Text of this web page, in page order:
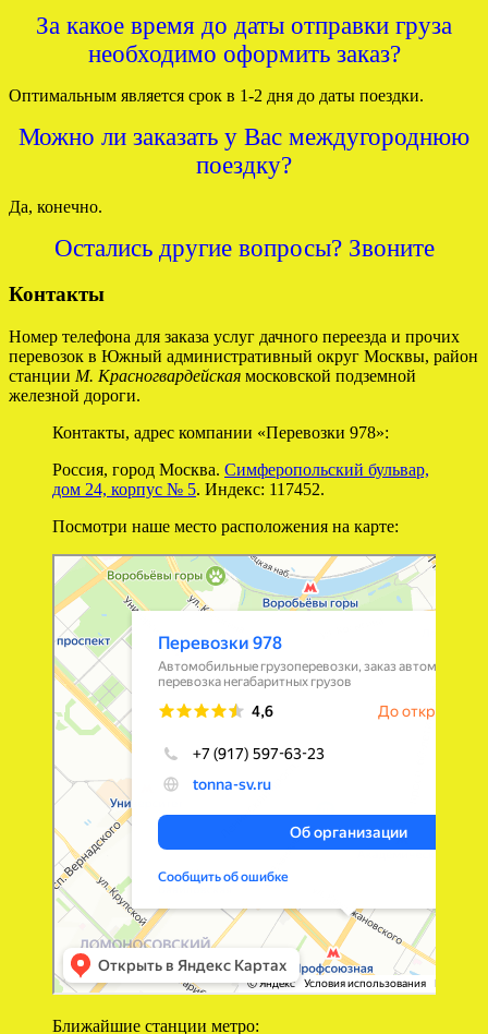
За какое время до даты отправки груза
необходимо оформить заказ?
Оптимальным является срок в 1-2 дня до даты поездки.
Можно ли заказать у Вас междугороднюю
поездку?
Да, конечно.
Остались другие вопросы? Звоните
Контакты
Номер телефона для заказа услуг дачного переезда и прочих
перевозок в Южный административный округ Москвы, район
станции М. Красногвардейская московской подземной
железной дороги.
Контакты, адрес компании «Перевозки 978»:
Россия, город Москва. Симферопольский бульвар,
дом 24, корпус № 5. Индекс: 117452.
Посмотри наше место расположения на карте:
Перевозки 978
Перевозка негабаритных грузов в Москве
Автомобильные грузоперевозки в Москве
Ближайшие станции метро: